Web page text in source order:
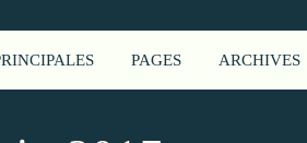
PAGES ARCHIVES